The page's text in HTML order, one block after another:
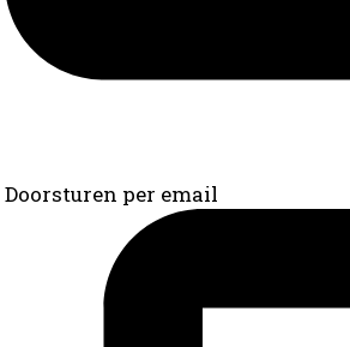
Doorsturen per email